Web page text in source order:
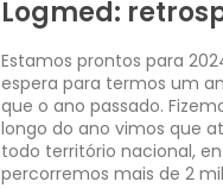
Logmed:
Estamos prontos para
espera para termos um
que o ano passado.
longo do ano vimos que
todo território nacional,
percorremos mais de 2